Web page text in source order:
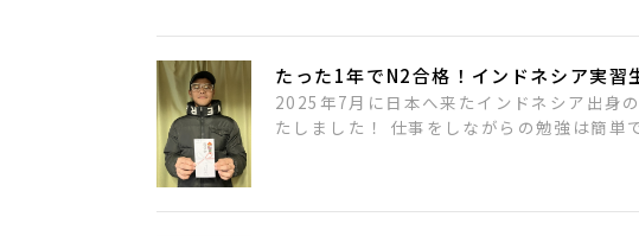
たった1年でN2合格！インドネシア実習
2025年7月に日本へ来たインドネシア出身
たしました！ 仕事をしながらの勉強は簡単